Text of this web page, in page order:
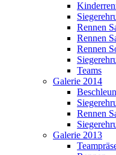
Rennen
Rennen
Rennen
Teams
Galerie 2014
Rennen
Galerie 2013